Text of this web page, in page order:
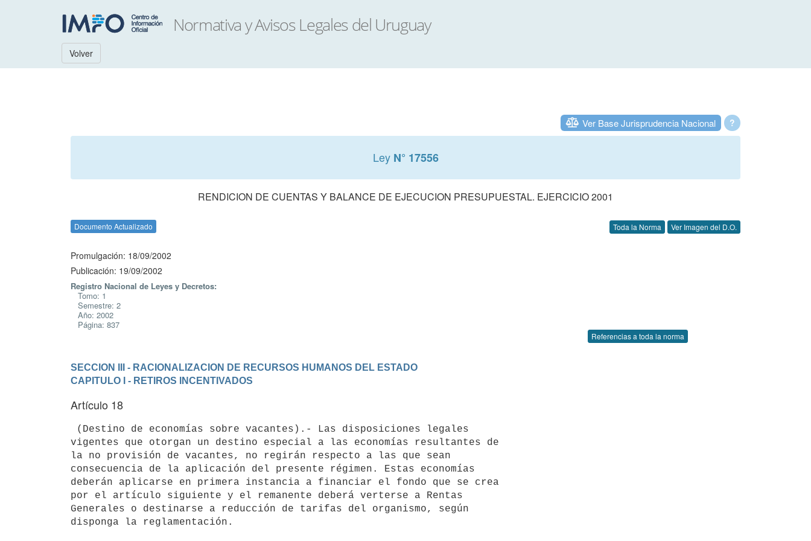
Volver
?
Ver Base Jurisprudencia Nacional
Ley N° 17556
RENDICION DE CUENTAS Y BALANCE DE EJECUCION PRESUPUESTAL. EJERCICIO 2001
Documento Actualizado Toda la Norma Ver Imagen del D.O.
Promulgación: 18/09/2002
Publicación: 19/09/2002
Registro Nacional de Leyes y Decretos:
Tomo: 1
Semestre: 2
Año: 2002
Página: 837
Referencias a toda la norma
SECCION III - RACIONALIZACION DE RECURSOS HUMANOS DEL ESTADO
CAPITULO I - RETIROS INCENTIVADOS
Artículo 18
vigentes que otorgan un destino especial a las economías resultantes de
la no provisión de vacantes, no regirán respecto a las que sean
consecuencia de la aplicación del presente régimen. Estas economías
deberán aplicarse en primera instancia a financiar el fondo que se crea
por el artículo siguiente y el remanente deberá verterse a Rentas
Generales o destinarse a reducción de tarifas del organismo, según
disponga la reglamentación.